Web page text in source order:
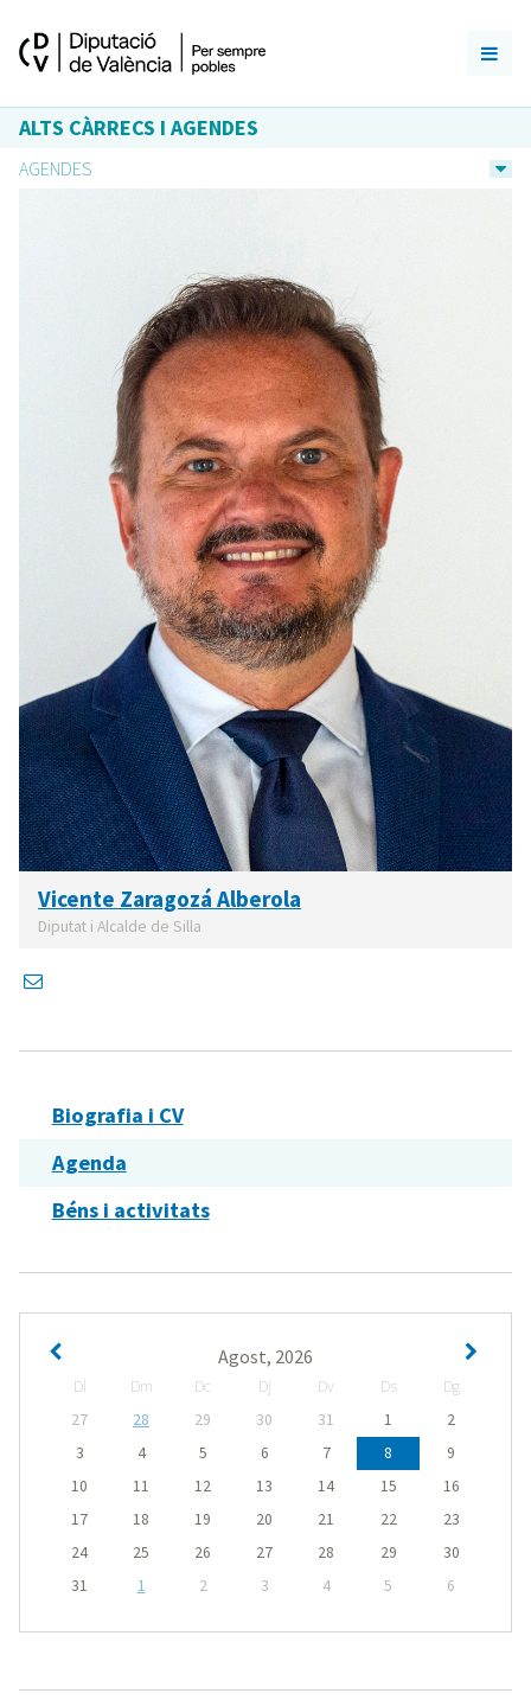
ALTS CÀRRECS I AGENDES
AGENDES
Vicente Zaragozá Alberola
Diputat i Alcalde de Silla
Biografia i CV
Agenda
Béns i activitats
Agost, 2026
Dl Dm Dc Dj Dv Ds
Dg
27
28 29 30 31 1
2
3
4 5 6 7 8
9
10
11 12 13 14 15
16
17
18 19 20 21 22
23
24
25 26 27 28 29
30
31
1 2 3 4 5 6